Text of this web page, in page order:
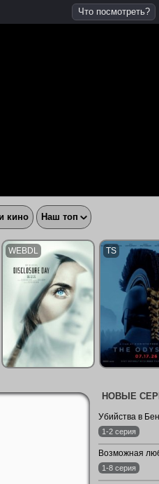
НОВЫЕ
1-2 серия
1-8 серия
кино Наш топ
Что посмотреть?